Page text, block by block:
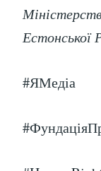
Естонської
#ЯМедіа